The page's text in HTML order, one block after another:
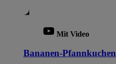
Mit Video
Bananen-Pfannkuchen